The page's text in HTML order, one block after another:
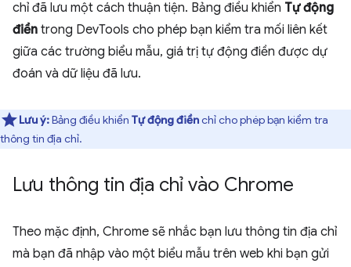
chỉ đã lưu một cách thuận tiện. Bảng điều khiển Tự động
điền trong DevTools cho phép bạn kiểm tra mối liên kết
giữa các trường biểu mẫu, giá trị tự động điền được dự
đoán và dữ liệu đã lưu.
Lưu ý:Bảng điều khiển Tự động điềnchỉ cho phép bạn kiểm tra
thông tin địa chỉ.
Lưu thông tin địa chỉ vào Chrome
Theo mặc định, Chrome sẽ nhắc bạn lưu thông tin địa chỉ
mà bạn đã nhập vào một biểu mẫu trên web khi bạn gửi